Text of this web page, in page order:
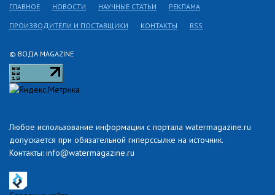
© ВОДА MAGAZINE
Любое использование информации с портала watermagazine.ru
допускается при обязательной гиперссылке на источник.
Контакты: info@watermagazine.ru
ГЛАВНОЕ НОВОСТИ НАУЧНЫЕ СТАТЬИ РЕКЛАМА
ПРОИЗВОДИТЕЛИ И ПОСТАВЩИКИ КОНТАКТЫ RSS